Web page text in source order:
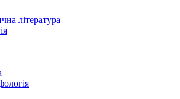
література